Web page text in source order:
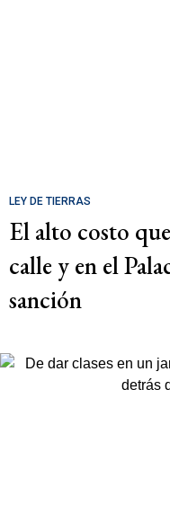
LEY DE TIERRAS
El alto costo
calle y en el
sanción